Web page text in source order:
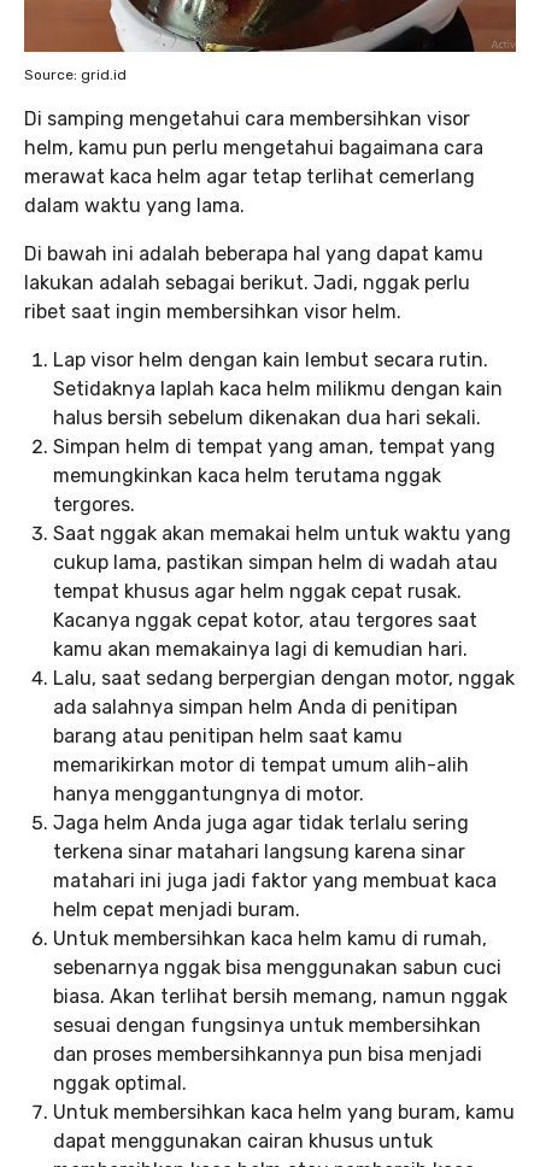
Source: grid.id
Di samping mengetahui cara membersihkan visor
helm, kamu pun perlu mengetahui bagaimana cara
merawat kaca helm agar tetap terlihat cemerlang
dalam waktu yang lama.
Di bawah ini adalah beberapa hal yang dapat kamu
lakukan adalah sebagai berikut. Jadi, nggak perlu
ribet saat ingin membersihkan visor helm.
Lap visor helm dengan kain lembut secara rutin.
Setidaknya laplah kaca helm milikmu dengan kain
halus bersih sebelum dikenakan dua hari sekali.
Simpan helm di tempat yang aman, tempat yang
memungkinkan kaca helm terutama nggak
tergores.
Saat nggak akan memakai helm untuk waktu yang
cukup lama, pastikan simpan helm di wadah atau
tempat khusus agar helm nggak cepat rusak.
Kacanya nggak cepat kotor, atau tergores saat
kamu akan memakainya lagi di kemudian hari.
Lalu, saat sedang berpergian dengan motor, nggak
ada salahnya simpan helm Anda di penitipan
barang atau penitipan helm saat kamu
memarikirkan motor di tempat umum alih-alih
hanya menggantungnya di motor.
Jaga helm Anda juga agar tidak terlalu sering
terkena sinar matahari langsung karena sinar
matahari ini juga jadi faktor yang membuat kaca
helm cepat menjadi buram.
Untuk membersihkan kaca helm kamu di rumah,
sebenarnya nggak bisa menggunakan sabun cuci
biasa. Akan terlihat bersih memang, namun nggak
sesuai dengan fungsinya untuk membersihkan
dan proses membersihkannya pun bisa menjadi
nggak optimal.
Untuk membersihkan kaca helm yang buram, kamu
dapat menggunakan cairan khusus untuk